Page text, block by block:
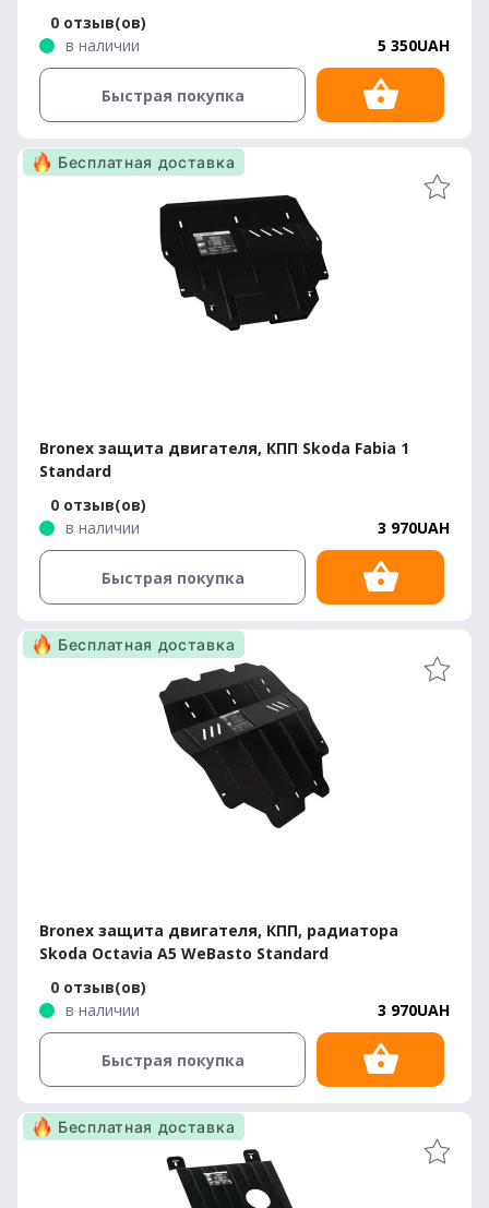
0 отзыв(ов)
в наличии
5 350UAH
Быстрая покупка
Bronex защита двигателя, КПП Skoda Fabia 1
Standard
0 отзыв(ов)
в наличии
3 970UAH
Бесплатная доставка
Быстрая покупка
Bronex защита двигателя, КПП, радиатора
Skoda Octavia A5 WeBasto Standard
0 отзыв(ов)
в наличии
3 970UAH
Бесплатная доставка
Быстрая покупка
Бесплатная доставка